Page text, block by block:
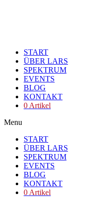
START
ÜBER LARS
SPEKTRUM
EVENTS
BLOG
KONTAKT
0 Artikel
Menu
START
ÜBER LARS
SPEKTRUM
EVENTS
BLOG
KONTAKT
0 Artikel